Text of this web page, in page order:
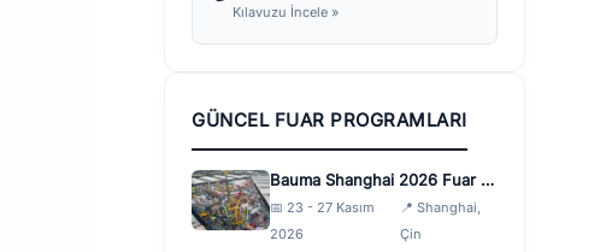
Kılavuzu İncele »
GÜNCEL FUAR PROGRAMLARI
Bauma Shanghai 2026 Fuar Turu
📅 23 - 27 Kasım
2026
📍 Shanghai,
Çin